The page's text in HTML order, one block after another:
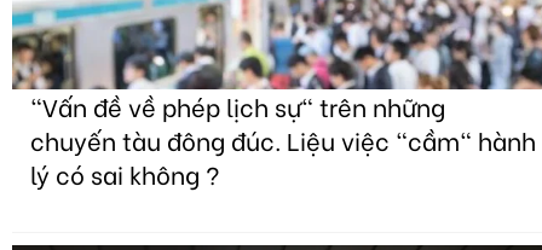
"Vấn đề về phép lịch sự" trên những
chuyến tàu đông đúc. Liệu việc "cầm" hành
lý có sai không ?